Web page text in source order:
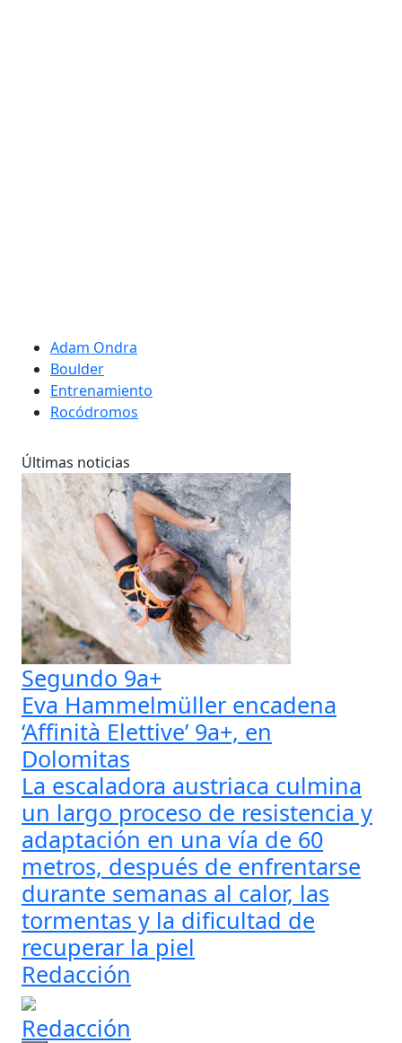
Adam Ondra
Boulder
Entrenamiento
Rocódromos
Últimas noticias
Segundo 9a+
Eva Hammelmüller encadena
‘Affinità Elettive’ 9a+, en
Dolomitas
La escaladora austriaca culmina
un largo proceso de resistencia y
adaptación en una vía de 60
metros, después de enfrentarse
durante semanas al calor, las
tormentas y la dificultad de
recuperar la piel
Redacción
Redacción